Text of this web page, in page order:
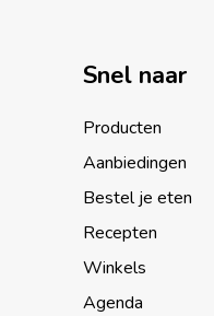
Snel naar
Producten
Aanbiedingen
Bestel je eten
Recepten
Winkels
Agenda